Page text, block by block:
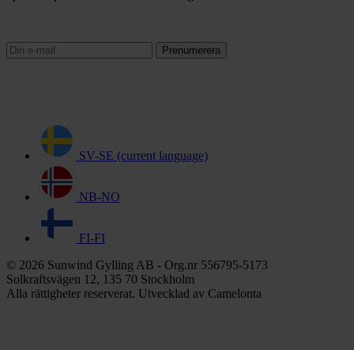
Prenumerera
SV-SE (current language)
NB-NO
FI-FI
© 2026 Sunwind Gylling AB - Org.nr 556795-5173
Solkraftsvägen 12, 135 70 Stockholm
Alla rättigheter reserverat. Utvecklad av Camelonta